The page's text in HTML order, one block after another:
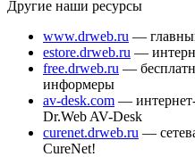
Другие наши ресурсы
www.drweb.ru —
estore.drweb.ru —
free.drweb.ru —
информеры
av-desk.com —
Dr.Web AV-Desk
curenet.drweb.ru —
CureNet!